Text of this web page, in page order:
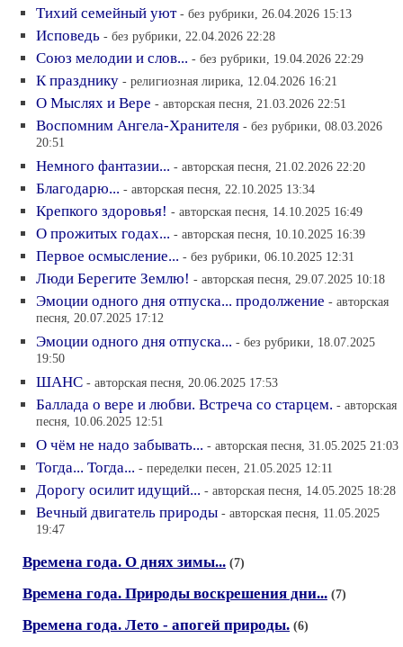
Тихий семейный уют - без рубрики, 26.04.2026 15:13
Исповедь - без рубрики, 22.04.2026 22:28
Союз мелодии и слов... - без рубрики, 19.04.2026 22:29
К празднику - религиозная лирика, 12.04.2026 16:21
О Мыслях и Вере - авторская песня, 21.03.2026 22:51
Воспомним Ангела-Хранителя - без рубрики, 08.03.2026
20:51
Немного фантазии... - авторская песня, 21.02.2026 22:20
Благодарю... - авторская песня, 22.10.2025 13:34
Крепкого здоровья! - авторская песня, 14.10.2025 16:49
О прожитых годах... - авторская песня, 10.10.2025 16:39
Первое осмысление... - без рубрики, 06.10.2025 12:31
Люди Берегите Землю! - авторская песня, 29.07.2025 10:18
Эмоции одного дня отпуска... продолжение - авторская
песня, 20.07.2025 17:12
Эмоции одного дня отпуска... - без рубрики, 18.07.2025
19:50
ШАНС - авторская песня, 20.06.2025 17:53
Баллада о вере и любви. Встреча со старцем. - авторская
песня, 10.06.2025 12:51
О чём не надо забывать... - авторская песня, 31.05.2025 21:03
Тогда... Тогда... - переделки песен, 21.05.2025 12:11
Дорогу осилит идущий... - авторская песня, 14.05.2025 18:28
Вечный двигатель природы - авторская песня, 11.05.2025
19:47
Времена года. О днях зимы... (7)
Времена года. Природы воскрешения дни... (7)
Времена года. Лето - апогей природы. (6)